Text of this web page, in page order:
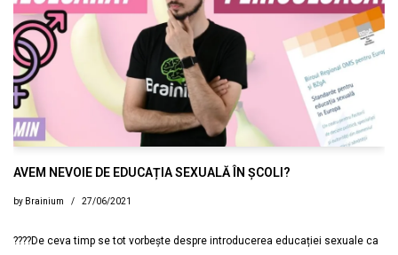
AVEM NEVOIE DE EDUCAȚIA SEXUALĂ ÎN ȘCOLI?
by Brainium 27/06/2021
????De ceva timp se tot vorbește despre introducerea educației sexuale ca